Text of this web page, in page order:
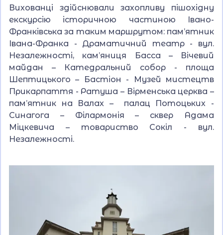
Вихованці здійснювали захопливу пішохідну
екскурсію історичною частиною Івано-
Франківська за таким маршрутом: пам’ятник
Івана-Франка - Драматичний театр - вул.
Незалежності, кам’яниця Басcа – Вічевий
майдан – Катедральний собор - площа
Шептицького – Бастіон - Музей мистецтв
Прикарпаття - Ратуша – Вірменська церква –
пам’ятник на Валах – палац Потоцьких -
Синагога – Філармонія – сквер Адама
Міцкевича – товариство Сокіл - вул.
Незалежності.